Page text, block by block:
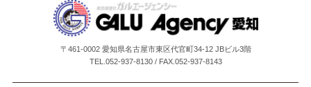
〒461-0002 愛知県名古屋市東区代官町34-12 JBビル3階
TEL.052-937-8130 / FAX.052-937-8143